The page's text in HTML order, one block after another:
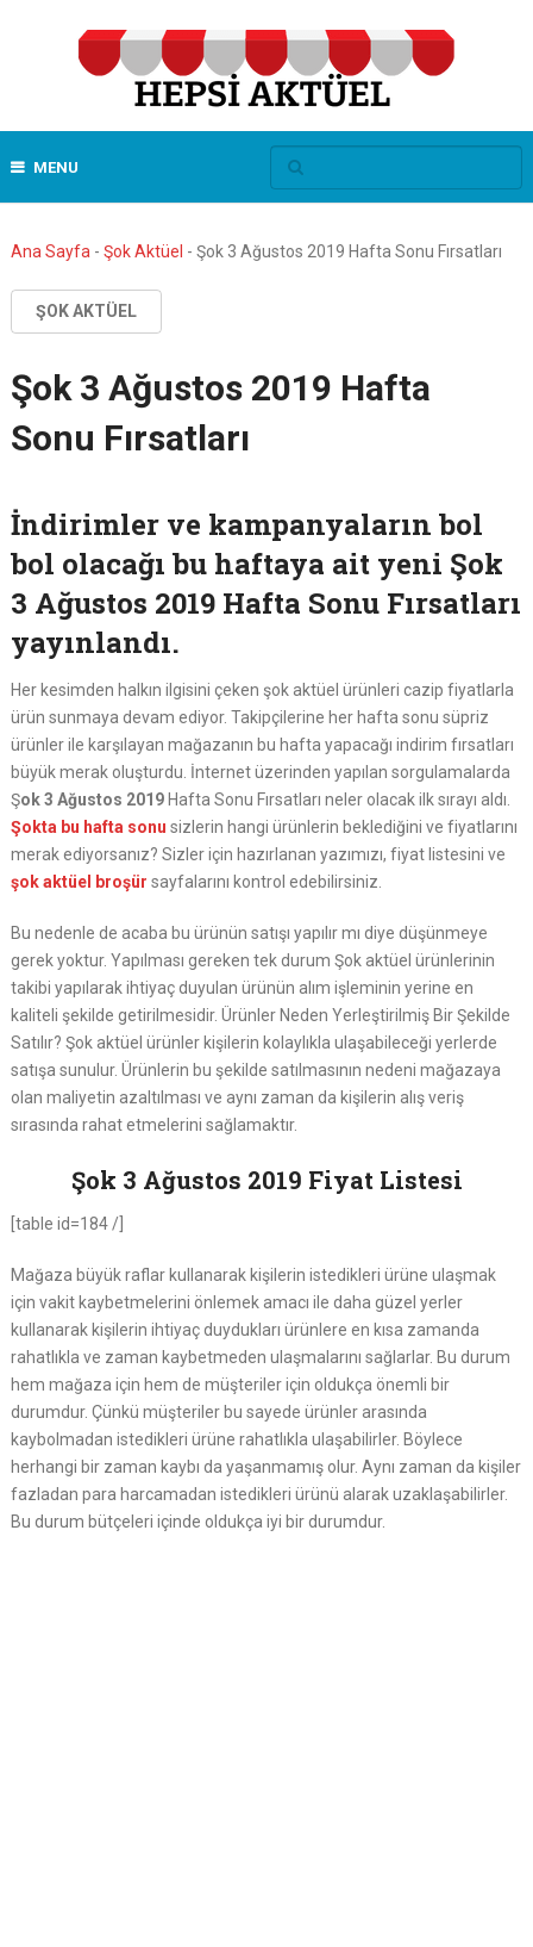
MENU
Ana Sayfa - Şok Aktüel - Şok 3 Ağustos 2019 Hafta Sonu Fırsatları
ŞOK AKTÜEL
Şok 3 Ağustos 2019 Hafta
Sonu Fırsatları
İndirimler ve kampanyaların bol
bol olacağı bu haftaya ait yeni Şok
3 Ağustos 2019 Hafta Sonu Fırsatları
yayınlandı.
Her kesimden halkın ilgisini çeken şok aktüel ürünleri cazip fiyatlarla
ürün sunmaya devam ediyor. Takipçilerine her hafta sonu süpriz
ürünler ile karşılayan mağazanın bu hafta yapacağı indirim fırsatları
büyük merak oluşturdu. İnternet üzerinden yapılan sorgulamalarda
Şok 3 Ağustos 2019Hafta Sonu Fırsatları neler olacak ilk sırayı aldı.
Şokta bu hafta sonu sizlerin hangi ürünlerin beklediğini ve fiyatlarını
merak ediyorsanız? Sizler için hazırlanan yazımızı, fiyat listesini ve
şok aktüel broşür sayfalarını kontrol edebilirsiniz.
Bu nedenle de acaba bu ürünün satışı yapılır mı diye düşünmeye
gerek yoktur. Yapılması gereken tek durum Şok aktüel ürünlerinin
takibi yapılarak ihtiyaç duyulan ürünün alım işleminin yerine en
kaliteli şekilde getirilmesidir. Ürünler Neden Yerleştirilmiş Bir Şekilde
Satılır? Şok aktüel ürünler kişilerin kolaylıkla ulaşabileceği yerlerde
satışa sunulur. Ürünlerin bu şekilde satılmasının nedeni mağazaya
olan maliyetin azaltılması ve aynı zaman da kişilerin alış veriş
sırasında rahat etmelerini sağlamaktır.
Şok 3 Ağustos 2019 Fiyat Listesi
[table id=184 /]
Mağaza büyük raflar kullanarak kişilerin istedikleri ürüne ulaşmak
için vakit kaybetmelerini önlemek amacı ile daha güzel yerler
kullanarak kişilerin ihtiyaç duydukları ürünlere en kısa zamanda
rahatlıkla ve zaman kaybetmeden ulaşmalarını sağlarlar. Bu durum
hem mağaza için hem de müşteriler için oldukça önemli bir
durumdur. Çünkü müşteriler bu sayede ürünler arasında
kaybolmadan istedikleri ürüne rahatlıkla ulaşabilirler. Böylece
herhangi bir zaman kaybı da yaşanmamış olur. Aynı zaman da kişiler
fazladan para harcamadan istedikleri ürünü alarak uzaklaşabilirler.
Bu durum bütçeleri içinde oldukça iyi bir durumdur.